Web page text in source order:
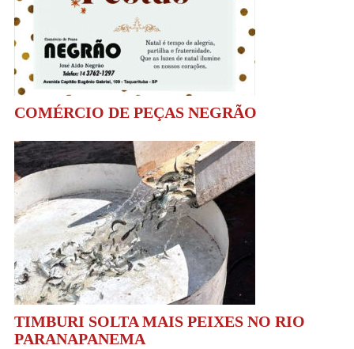
COMÉRCIO DE PEÇAS NEGRÃO
TIMBURI SOLTA MAIS PEIXES NO RIO
PARANAPANEMA